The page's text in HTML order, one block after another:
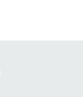
品を再注文してくだ